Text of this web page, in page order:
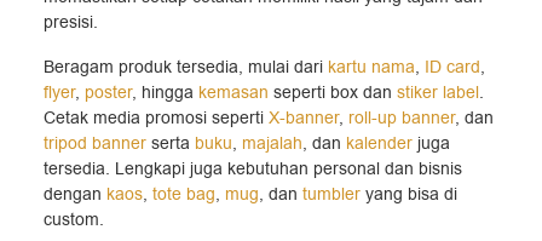
presisi.
Beragam produk tersedia, mulai dari kartu nama, ID card,
flyer, poster, hingga kemasan seperti box dan stiker label.
Cetak media promosi seperti X-banner, roll-up banner, dan
tripod banner serta buku, majalah, dan kalender juga
tersedia. Lengkapi juga kebutuhan personal dan bisnis
dengan kaos, tote bag, mug, dan tumbler yang bisa di
custom.